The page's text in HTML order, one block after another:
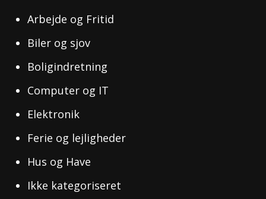
Arbejde og Fritid
Biler og sjov
Boligindretning
Computer og IT
Elektronik
Ferie og lejligheder
Hus og Have
Ikke kategoriseret